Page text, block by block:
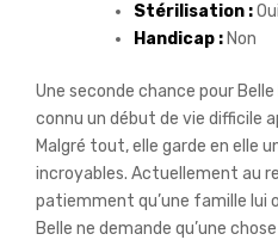
Stérilisation :Oui
Handicap : Non
Une seconde chance pour
connu un début de vie difficile
Malgré tout, elle garde en elle
incroyables. Actuellement au
patiemment qu’une famille lui
Belle ne demande qu’une